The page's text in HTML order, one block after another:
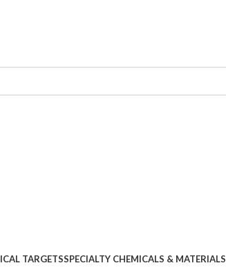
TARGETSSPECIALTY CHEMICALS & MATERIALS